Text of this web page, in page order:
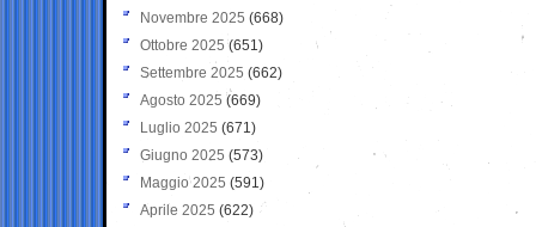
Novembre 2025 (668)
Ottobre 2025 (651)
Settembre 2025 (662)
Agosto 2025 (669)
Luglio 2025 (671)
Giugno 2025 (573)
Maggio 2025 (591)
Aprile 2025 (622)